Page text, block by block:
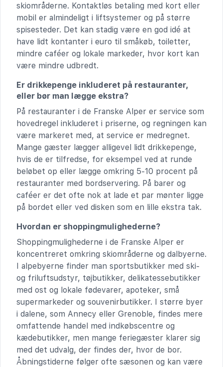
skiområderne. Kontaktløs betaling med kort eller
mobil er almindeligt i liftsystemer og på større
spisesteder. Det kan stadig være en god idé at
have lidt kontanter i euro til småkøb, toiletter,
mindre caféer og lokale markeder, hvor kort kan
være mindre udbredt.
Er drikkepenge inkluderet på restauranter,
eller bør man lægge ekstra?
På restauranter i de Franske Alper er service som
hovedregel inkluderet i priserne, og regningen kan
være markeret med, at service er medregnet.
Mange gæster lægger alligevel lidt drikkepenge,
hvis de er tilfredse, for eksempel ved at runde
beløbet op eller lægge omkring 5-10 procent på
restauranter med bordservering. På barer og
caféer er det ofte nok at lade et par mønter ligge
på bordet eller ved disken som en lille ekstra tak.
Hvordan er shoppingmulighederne?
Shoppingmulighederne i de Franske Alper er
koncentreret omkring skiområderne og dalbyerne.
I alpebyerne finder man sportsbutikker med ski-
og friluftsudstyr, tøjbutikker, delikatessebutikker
med ost og lokale fødevarer, apoteker, små
supermarkeder og souvenirbutikker. I større byer
i dalene, som Annecy eller Grenoble, findes mere
omfattende handel med indkøbscentre og
kædebutikker, men mange feriegæster klarer sig
med det udvalg, der findes der, hvor de bor.
Åbningstiderne følger ofte sæsonen og kan være